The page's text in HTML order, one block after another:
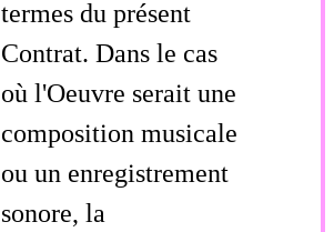
termes du présent
Contrat. Dans le cas
où l'Oeuvre serait une
composition musicale
ou un enregistrement
sonore, la